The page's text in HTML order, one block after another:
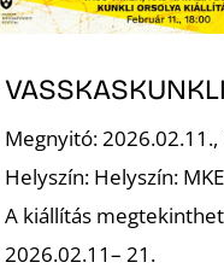
VASSKASKUNKLI
Megnyitó: 2026.02.11.,
Helyszín: Helyszín:
A kiállítás
2026.02.11– 21.